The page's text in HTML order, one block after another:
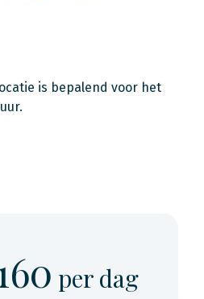
is bepalend voor het
per dag